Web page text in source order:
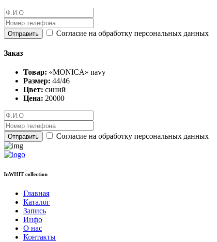
Отправить Согласие на обработку персональных данных
Заказ
Товар: «MONICA» navy
Размер: 44/46
Цвет: синий
Цена: 20000
Отправить Согласие на обработку персональных данных
InWHIT collection
Главная
Каталог
Запись
Инфо
О нас
Контакты